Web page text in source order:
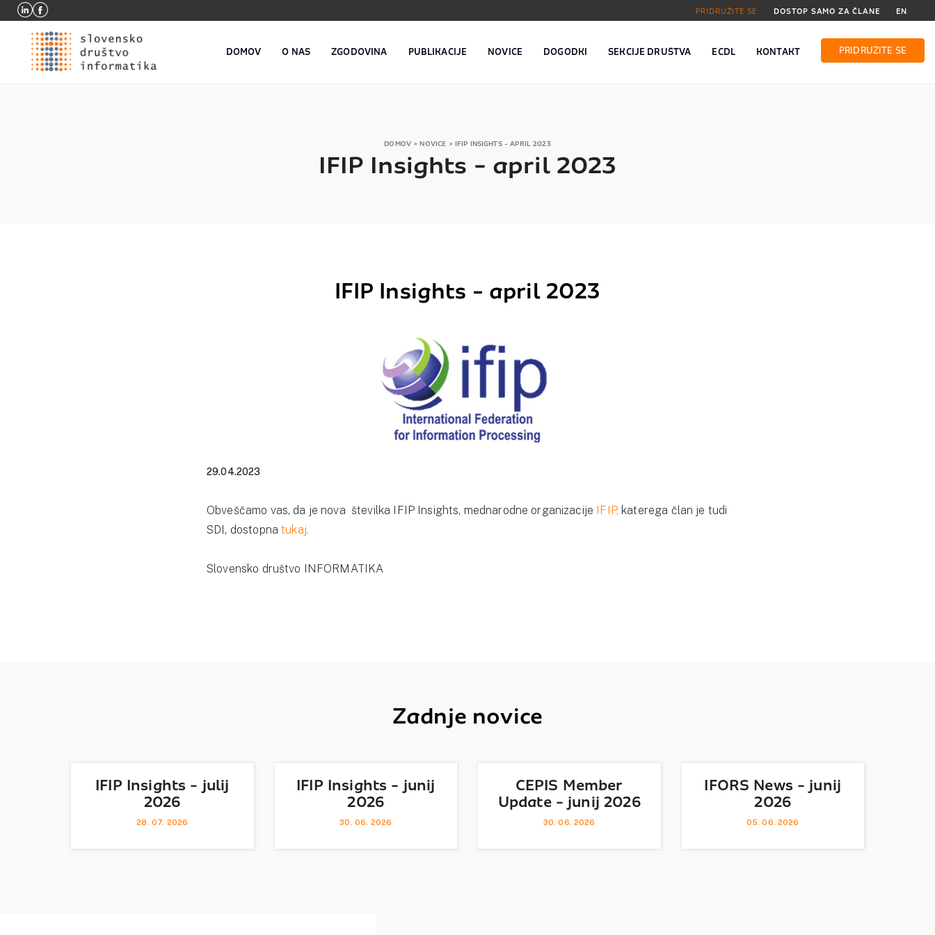
PRIDRUŽITE SE DOSTOP SAMO ZA ČLANE EN
DOMOV O NAS ZGODOVINA PUBLIKACIJE NOVICE DOGODKI SEKCIJE DRUŠTVA ECDL KONTAKT PRIDRUŽITE SE
DOMOV > NOVICE > IFIP INSIGHTS - APRIL 2023
IFIP Insights - april 2023
IFIP Insights - april 2023
29.04.2023
Obveščamo vas, da je nova številka IFIP Insights, mednarodne organizacije IFIP, katerega član je tudi
SDI, dostopnatukaj.
Slovensko društvo INFORMATIKA
Zadnje novice
IFIP Insights - julij
2026
28. 07. 2026
IFIP Insights - junij
2026
30. 06. 2026
CEPIS Member
Update - junij 2026
30. 06. 2026
IFORS News - junij
2026
05. 06. 2026